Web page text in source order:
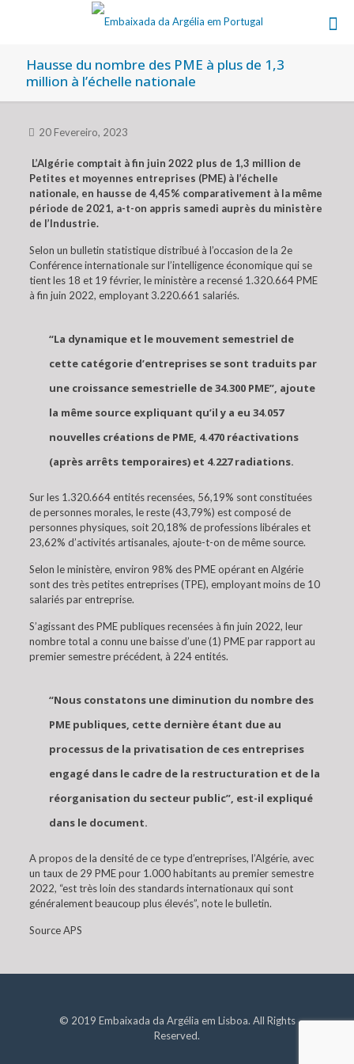
Hausse du nombre des PME à plus de 1,3
million à l’échelle nationale
20 Fevereiro, 2023
L’Algérie comptait à fin juin 2022 plus de 1,3 million de
Petites et moyennes entreprises (PME) à l’échelle
nationale, en hausse de 4,45% comparativement à la même
période de 2021, a-t-on appris samedi auprès du ministère
de l’Industrie.
Selon un bulletin statistique distribué à l’occasion de la 2e
Conférence internationale sur l’intelligence économique qui se
tient les 18 et 19 février, le ministère a recensé 1.320.664 PME
à fin juin 2022, employant 3.220.661 salariés.
“La dynamique et le mouvement semestriel de
cette catégorie d’entreprises se sont traduits par
une croissance semestrielle de 34.300 PME”, ajoute
la même source expliquant qu’il y a eu 34.057
nouvelles créations de PME, 4.470 réactivations
(après arrêts temporaires) et 4.227 radiations.
Sur les 1.320.664 entités recensées, 56,19% sont constituées
de personnes morales, le reste (43,79%) est composé de
personnes physiques, soit 20,18% de professions libérales et
23,62% d’activités artisanales, ajoute-t-on de même source.
Selon le ministère, environ 98% des PME opérant en Algérie
sont des très petites entreprises (TPE), employant moins de 10
salariés par entreprise.
S’agissant des PME publiques recensées à fin juin 2022, leur
nombre total a connu une baisse d’une (1) PME par rapport au
premier semestre précédent, à 224 entités.
“Nous constatons une diminution du nombre des
PME publiques, cette dernière étant due au
processus de la privatisation de ces entreprises
engagé dans le cadre de la restructuration et de la
réorganisation du secteur public”, est-il expliqué
dans le document.
A propos de la densité de ce type d’entreprises, l’Algérie, avec
un taux de 29 PME pour 1.000 habitants au premier semestre
2022, “est très loin des standards internationaux qui sont
généralement beaucoup plus élevés”, note le bulletin.
Source APS
© 2019 Embaixada da Argélia em Lisboa. All Rights
Reserved.